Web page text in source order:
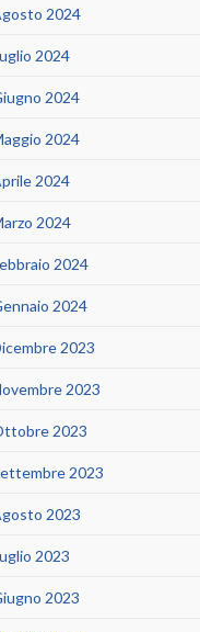
2024
2024
2024
2024
2024
2024
2024
2024
2023
2023
2023
2023
2023
2023
2023